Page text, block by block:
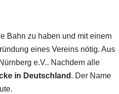
Bahn zu haben und mit einem
eines Vereins nötig. Aus
e.V.. Nachdem alle
in Deutschland . Der Name